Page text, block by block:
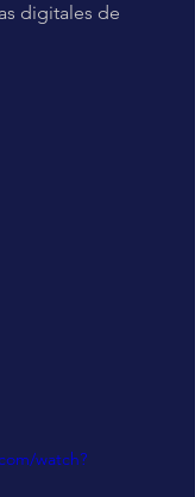
digitales de
watch?